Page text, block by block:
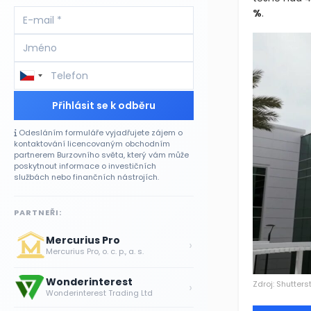
%.
Zdroj:
Přihlásit se k odběru
Odesláním formuláře vyjadřujete zájem o
kontaktování licencovaným obchodním
partnerem Burzovního světa, který vám může
poskytnout informace o investičních
službách nebo finančních nástrojích.
PARTNEŘI:
Mercurius Pro
Mercurius Pro, o. c. p., a. s. ›
Wonderinterest
Wonderinterest Trading Ltd ›